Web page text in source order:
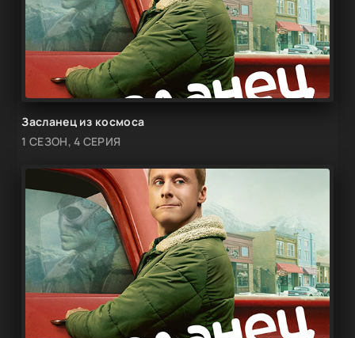
Засланец из космоса
1 СЕЗОН, 4 СЕРИЯ